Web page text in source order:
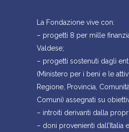
La Fondazione vive con:
– progetti 8 per mille
Valdese;
– progetti sostenuti dagli
(Ministero per i beni e le
Regione, Provincia,
Comuni) assegnati su
– introiti derivanti dalla
– doni provenienti dall’Italia e